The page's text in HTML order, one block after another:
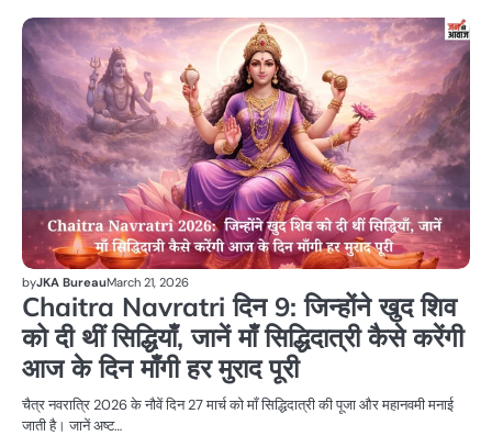
byJKA BureauMarch 21, 2026
Chaitra Navratri दिन 9: जिन्होंने खुद शिव
को दी थीं सिद्धियाँ, जानें माँ सिद्धिदात्री कैसे करेंगी
आज के दिन माँगी हर मुराद पूरी
चैत्र नवरात्रि 2026 के नौवें दिन 27 मार्च को माँ सिद्धिदात्री की पूजा और महानवमी मनाई
जाती है। जानें अष्ट…